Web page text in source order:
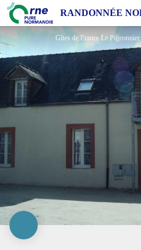
RANDONNÉE
Gîtes de France Le Pigeonnier